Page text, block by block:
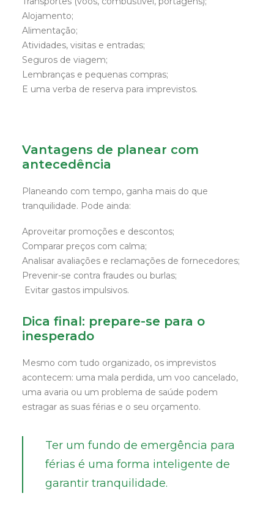
Alojamento;
Alimentação;
Atividades, visitas e entradas;
Seguros de viagem;
Lembranças e pequenas compras;
E uma verba de reserva para imprevistos.
Vantagens de planear com
antecedência
Planeando com tempo, ganha mais do que
tranquilidade. Pode ainda:
Aproveitar promoções e descontos;
Comparar preços com calma;
Analisar avaliações e reclamações de fornecedores;
Prevenir-se contra fraudes ou burlas;
Evitar gastos impulsivos.
Dica final: prepare-se para o
inesperado
Mesmo com tudo organizado, os imprevistos
acontecem: uma mala perdida, um voo cancelado,
uma avaria ou um problema de saúde podem
estragar as suas férias e o seu orçamento.
Ter um fundo de emergência para
férias é uma forma inteligente de
garantir tranquilidade.